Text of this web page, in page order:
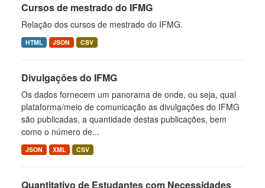
Cursos de mestrado do IFMG
Relação dos cursos de mestrado do IFMG.
HTML JSON CSV
Divulgações do IFMG
Os dados fornecem um panorama de onde, ou seja, qual
plataforma/meio de comunicação as divulgações do IFMG
são publicadas, a quantidade destas publicações, bem
como o número de...
JSON XML CSV
Quantitativo de Estudantes com Necessidades